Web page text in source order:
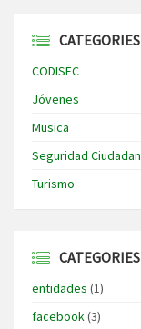
CATEGORIES
CODISEC
Jóvenes
Musica
Seguridad
Turismo
CATEGORIES
entidades (1)
facebook(3)